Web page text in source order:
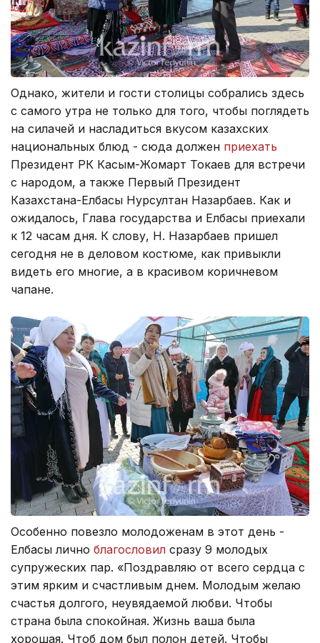
Однако, жители и гости столицы собрались здесь
с самого утра не только для того, чтобы поглядеть
на силачей и насладиться вкусом казахских
национальных блюд - сюда должен приехать
Президент РК Касым-Жомарт Токаев для встречи
с народом, а также Первый Президент
Казахстана-Елбасы Нурсултан Назарбаев. Как и
ожидалось, Глава государства и Елбасы приехали
к 12 часам дня. К слову, Н. Назарбаев пришел
сегодня не в деловом костюме, как привыкли
видеть его многие, а в красивом коричневом
чапане.
Особенно повезло молодоженам в этот день -
Елбасы лично благословил сразу 9 молодых
супружеских пар. «Поздравляю от всего сердца с
этим ярким и счастливым днем. Молодым желаю
счастья долгого, неувядаемой любви. Чтобы
страна была спокойная. Жизнь ваша была
хорошая. Чтоб дом был полон детей. Чтобы